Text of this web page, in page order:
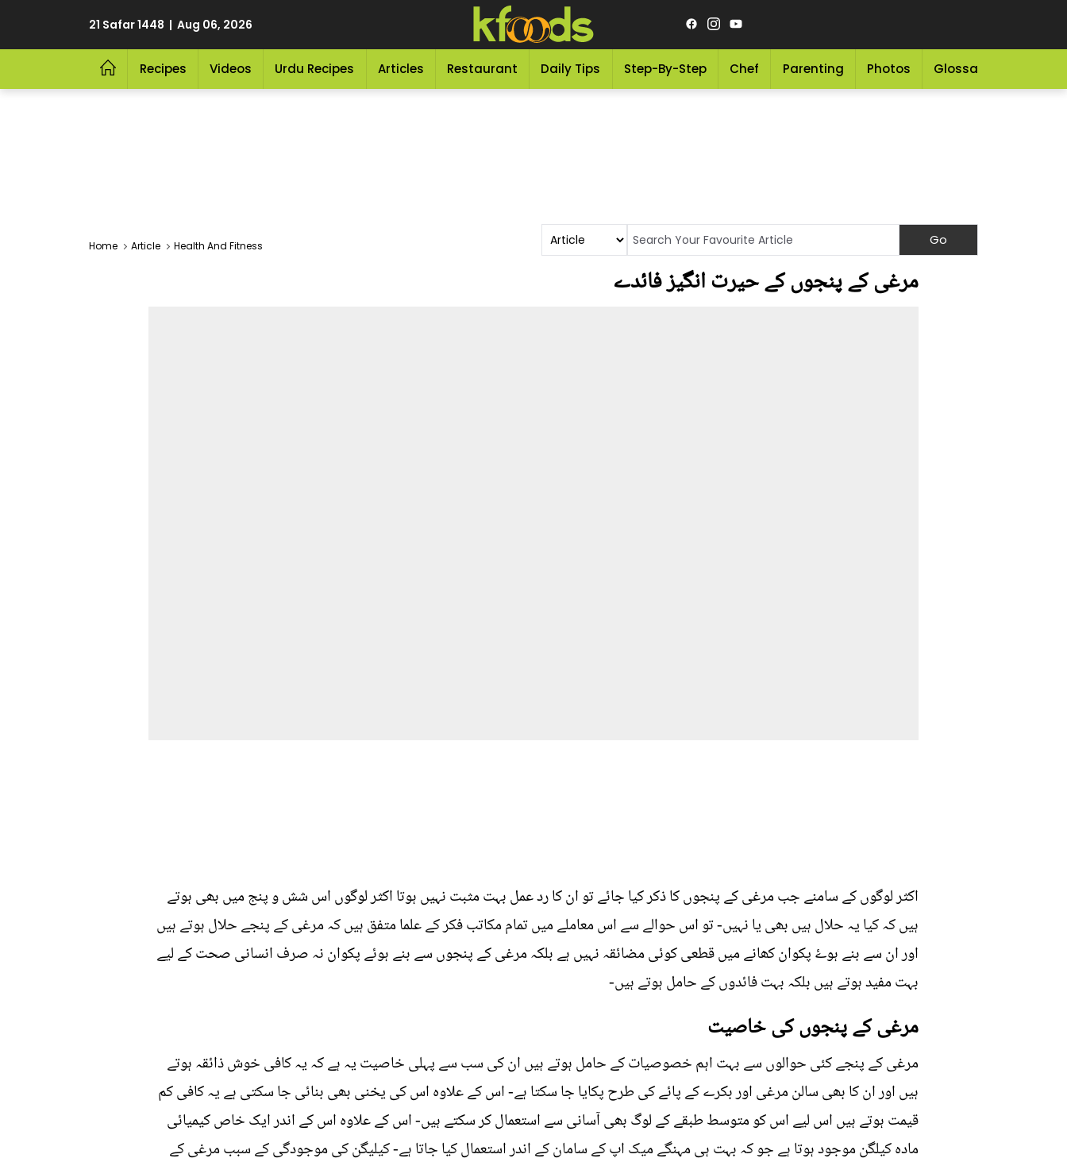
21 Safar 1448 | Aug 06, 2026
Recipes Videos Urdu Recipes Articles Restaurant Daily Tips Step-By-Step Chef Parenting Photos Glossary
Home Article Health And Fitness
مرغی کے پنجوں کے حیرت انگیز فائدے
اکثر لوگوں کے سامنے جب مرغی کے پنجوں کا ذکر کیا جائے تو ان کا رد عمل بہت مثبت نہیں ہوتا اکثر لوگوں اس شش و پنج میں بھی ہوتے
ہیں کہ کیا یہ حلال ہیں بھی یا نہیں- تو اس حوالے سے اس معاملے میں تمام مکاتب فکر کے علما متفق ہیں کہ مرغی کے پنجے حلال ہوتے ہیں
اور ان سے بنے ہوۓ پکوان کھانے میں قطعی کوئی مضائقہ نہیں ہے بلکہ مرغی کے پنجوں سے بنے ہوئے پکوان نہ صرف انسانی صحت کے لیے
بہت مفید ہوتے ہیں بلکہ بہت فائدوں کے حامل ہوتے ہیں-
مرغی کے پنجوں کی خاصیت
مرغی کے پنجے کئی حوالوں سے بہت اہم خصوصیات کے حامل ہوتے ہیں ان کی سب سے پہلی خاصیت یہ ہے کہ یہ کافی خوش ذائقہ ہوتے
ہیں اور ان کا بھی سالن مرغی اور بکرے کے پائے کی طرح پکایا جا سکتا ہے- اس کے علاوہ اس کی یخنی بھی بنائی جا سکتی ہے یہ کافی کم
قیمت ہوتے ہیں اس لیے اس کو متوسط طبقے کے لوگ بھی آسانی سے استعمال کر سکتے ہیں- اس کے علاوہ اس کے اندر ایک خاص کیمیائی
مادہ کیلگن موجود ہوتا ہے جو کہ بہت ہی مہنگے میک اپ کے سامان کے اندر استعمال کیا جاتا ہے- کیلیگن کی موجودگی کے سبب مرغی کے